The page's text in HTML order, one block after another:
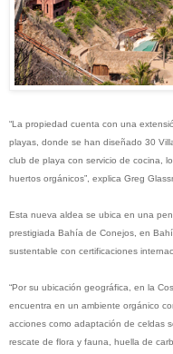
“La propiedad cuenta con una
playas, donde se han diseñado 30
club de playa con servicio de cocina,
huertos orgánicos”, explica Greg
Esta nueva aldea se ubica en una
prestigiada Bahía de Conejos, en
sustentable con certificaciones
“Por su ubicación geográfica, en la
encuentra en un ambiente orgánico
acciones como adaptación de celdas
rescate de flora y fauna, huella de